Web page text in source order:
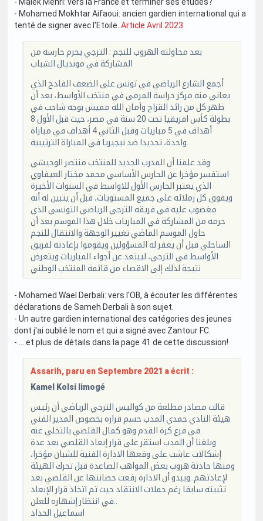
- Mohamed Mokhtar Aifaoui: ancien gardien international qui a
tenté de signer avec l'Etoile. Article Avril 2023
بعد محاولته الهروب للنجم : الترجي يحرم حارسه من
المشاركة في مونديال الشباب
أجمع الشارع الرياضي في تونس على الضعف الفادح الذي
يعاني منه مركز حراسة المرمى في منتخب الأواسط، بعد أن
ظهر كل من رائد القزاح وأمان الله مميش بوجه شاحب في
بطولة كأس افريقيا تحت 20 سنة في مصر، حيث قبل الأول 8
أهداف في 5 مباريات وقبل الثاني 4 أهداف في مباراة
واحدة، تحديدا ضد نيجيريا في المباراة الترتيبية.
وقد علمنا أن المدرب الجديد للمنتخب منتصر الوحيشي
استفسر مؤخرا عن الحارس الأساسي محمد مختار العيفاوي
الذي يعتبر الحارس الأول للاواسط في السنوات الأخيرة
ويفوق كل زملائه على جميع المستويات، قبل أن يتبين له أنه
مغضوب عليه في فريقه الترجي الرياضي التونسي الذي
حرمه من المشاركة في المباريات خلال هذا الموسم بعد أن
حاول الموسم الماضي تغيير الوجهة والانتقال للنجم
الساحلي قبل أن يغفر له المسؤولين ويقوموا بإعادته لفريق
الأواسط في الترجي، ليبتعد عن أجواء المباريات ويتعرض
نتيجة لذلك إلى الاقصاء من قائمة المنتخب الوطني
- Mohamed Wael Derbali: vers l'OB, à écouter les différentes
déclarations de Sameh Derbali à son sujet.
- Un autre gardien international des catégories des jeunes
dont j'ai oublié le nom et qui a signé avec Zantour FC.
- ... et plus de détails dans la page 41 de cette discussion!
Assarih, paru en Septembre 2021 a écrit :
Kamel Kolsi limogé
قالت مصادر مطلعة من كواليس الترجي الرياضي أن رئيس
هيئة النادي حمدي المدب حسم قراره بخصوص المدير الفني
وبلغنا أن المدب استقر على قرار إبعاد القلصي بعد عدة
إشكالات عاشت على وقعها الادارة الفنية للشبان مؤخرا،
ومنها حادثة هروب بعض المواهب الصاعدة قبل تحرك الهيئة
لإعادتهم..ويبدو أن الادارة رفعت حصانتها عن القلصي بعد
تثبيته سابقا رغم حملات الانتقاد حيث تم اتخاذ قرار الإبعاد
اسماعيل الحداد